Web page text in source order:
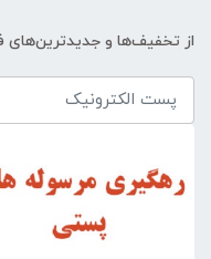
از تخفیف‌ها و جدیدترین‌های